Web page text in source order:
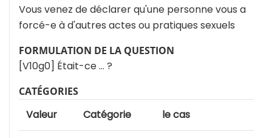
Vous venez de déclarer qu'une personne vous a
forcé-e à d'autres actes ou pratiques sexuels
FORMULATION DE LA QUESTION
[V10g0] Était-ce … ?
CATÉGORIES
Valeur Catégorie le cas